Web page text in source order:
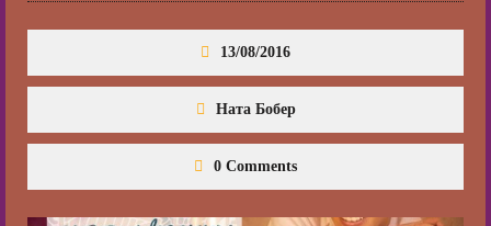
13/08/2016
Ната Бобер
0 Comments